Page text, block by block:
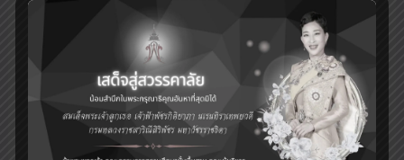
ลดภาระผู้ปกครอง
ข่าวประชาสัมพันธ์/ ByAdministrator